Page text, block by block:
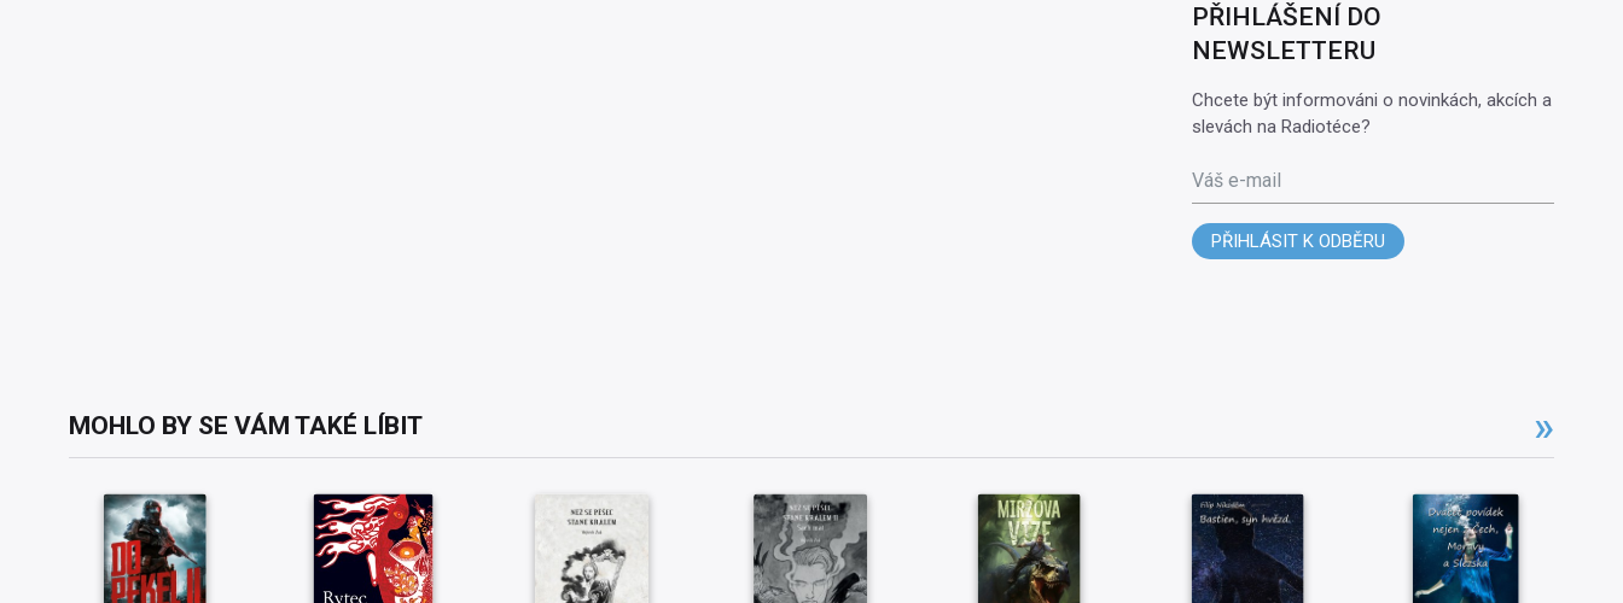
PŘIHLÁŠENÍ DO
NEWSLETTERU
Chcete být informováni o novinkách, akcích a
slevách na Radiotéce?
Váš e-mail
PŘIHLÁSIT K ODBĚRU
MOHLO BY SE VÁM TAKÉ LÍBIT